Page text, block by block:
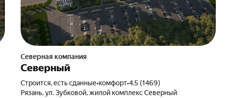
Северная компания
Северный
Строится, есть сданные•комфорт•4.5 (1469)
Рязань, ул. Зубковой, жилой комплекс Северный